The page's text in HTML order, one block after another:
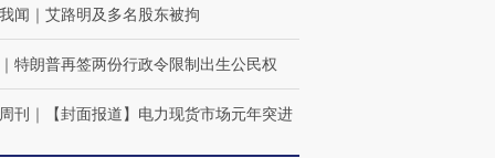
闻 ｜ 艾路明及多名股东被拘
｜ 特朗普再签两份行政令限制出生公民权
刊 ｜ 【封面报道】电力现货市场元年突进